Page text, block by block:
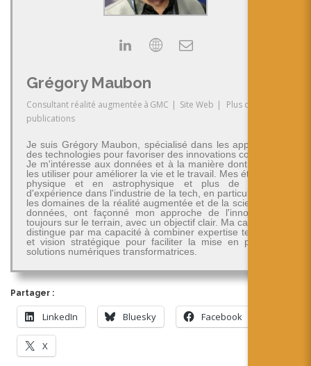
Grégory Maubon
Consultant réalité augmentée à GMC | Site Web |
Plus de
publications
Je suis Grégory Maubon, spécialisé dans les applications
des technologies pour favoriser des innovations concrètes.
Je m'intéresse aux données et à la manière dont on peut
les utiliser pour améliorer la vie et le travail. Mes études en
physique et en astrophysique et plus de 30 ans
d'expérience dans l'industrie de la tech, en particulier dans
les domaines de la réalité augmentée et de la science des
données, ont façonné mon approche de l'innovation -
toujours sur le terrain, avec un objectif clair. Ma carrière se
distingue par ma capacité à combiner expertise technique
et vision stratégique pour faciliter la mise en place de
solutions numériques transformatrices.
Partager :
LinkedIn Bluesky Facebook
X